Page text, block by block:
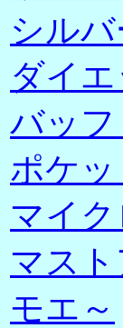
シル
ダイエ
バッ
ポケ
マイク
マス
モエ～